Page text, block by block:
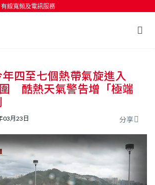
有線寬頻及電訊服務
按輸入鍵開始搜尋
四至七個熱帶氣旋進入
酷熱天氣警告增「極端
03月23日 分享